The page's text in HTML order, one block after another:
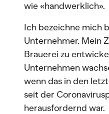
wie «handwerklich».
Ich bezeichne mich
Unternehmer. Mein
Brauerei zu
Unternehmen
wenn das in den
seit der
herausfordernd war.